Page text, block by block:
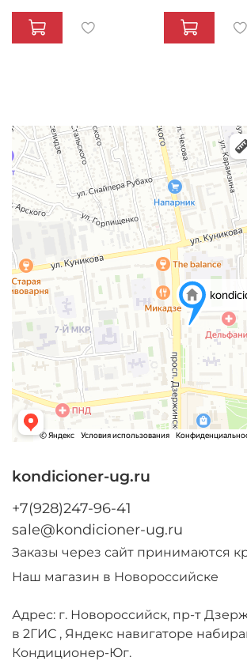
kondicioner-ug.ru
+7(928)247-96-41
sale@kondicioner-ug.ru
Заказы через сайт принимаются
Наш магазин в Новороссийске
Адрес: г. Новороссийск, пр-т
в 2ГИС , Яндекс навигаторе
Кондиционер-Юг.